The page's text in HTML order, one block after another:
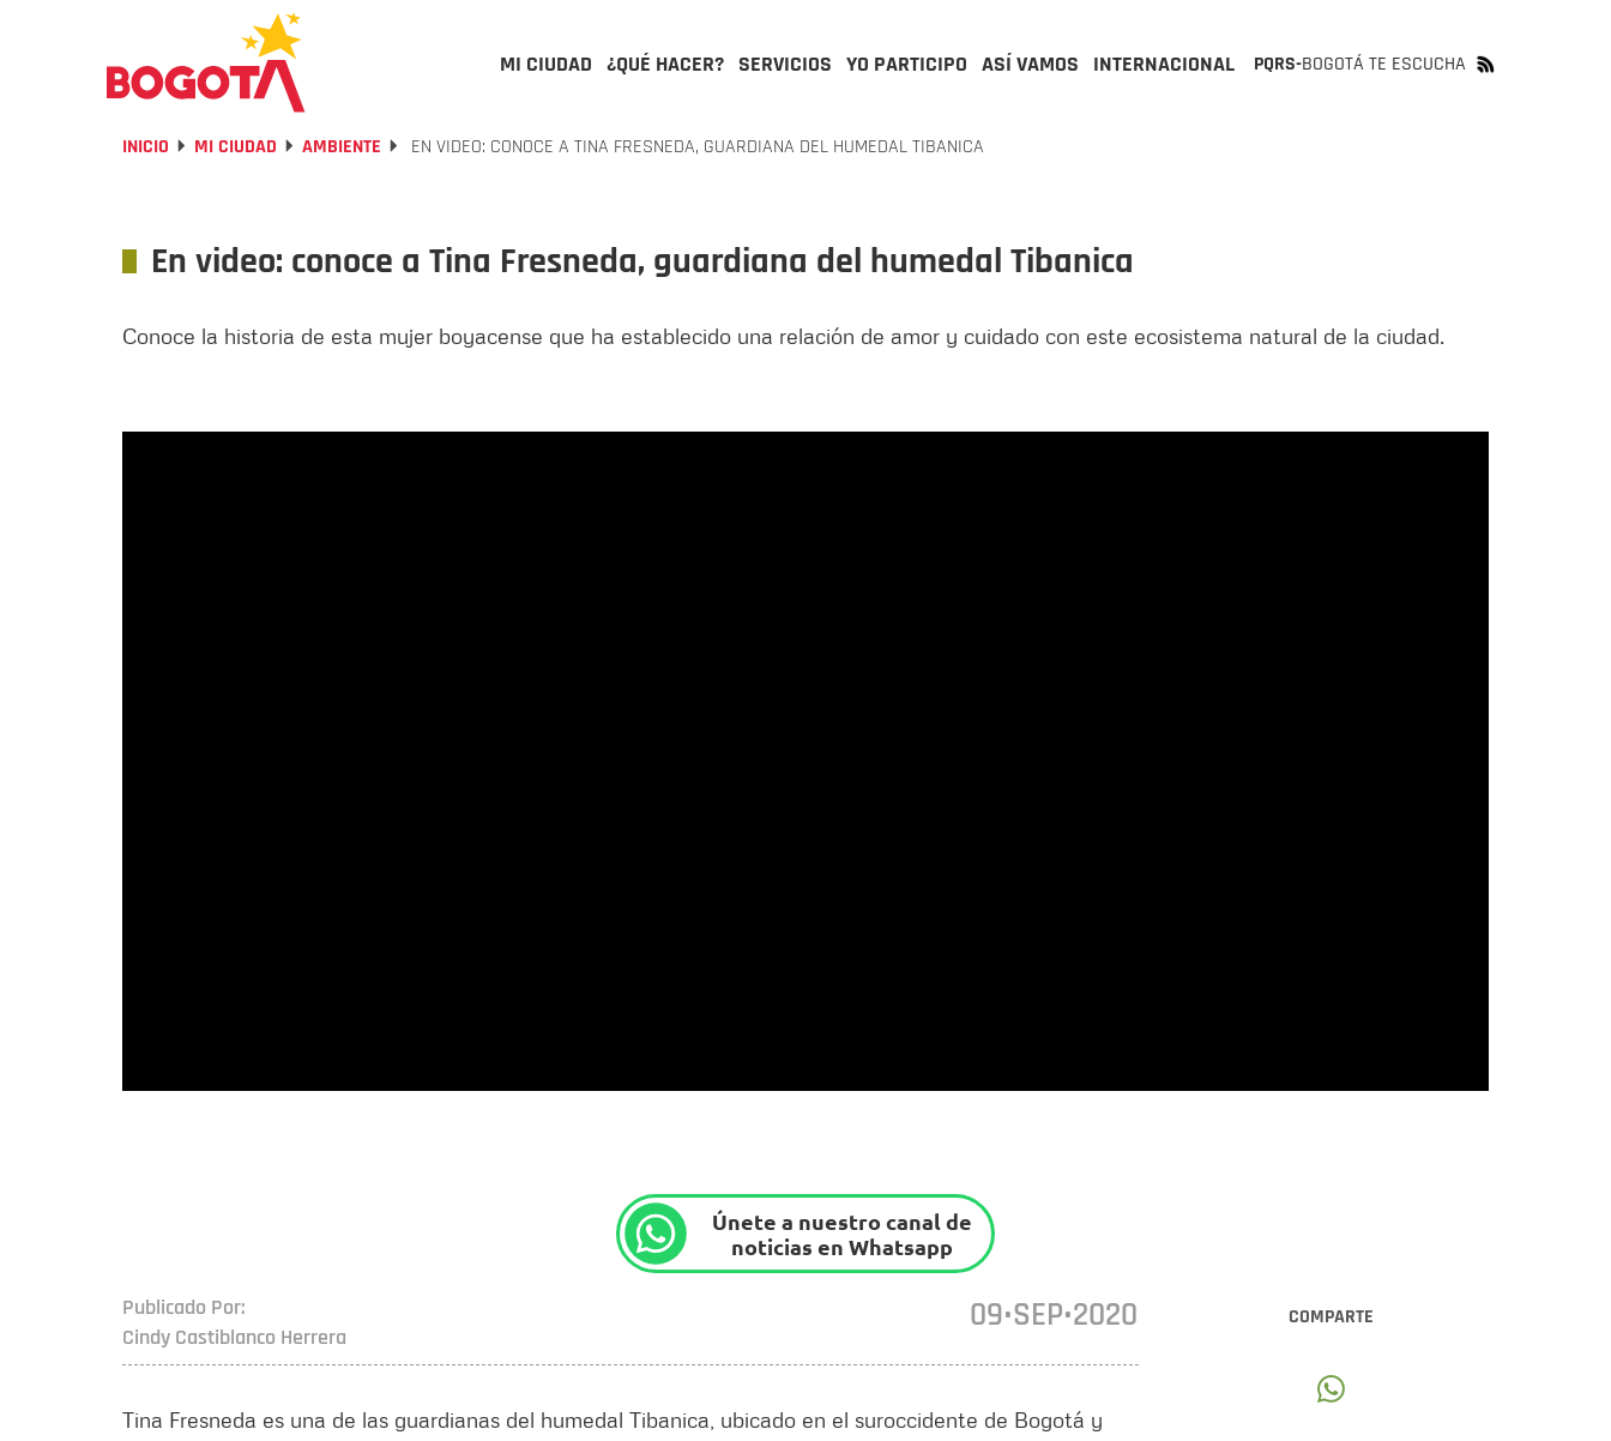
MI CIUDAD ¿QUÉ HACER? SERVICIOS YO PARTICIPO ASÍ VAMOS INTERNACIONAL PQRS-BOGOTÁ TE ESCUCHA
INICIO MI CIUDAD AMBIENTE EN VIDEO: CONOCE A TINA FRESNEDA, GUARDIANA DEL HUMEDAL TIBANICA
En video: conoce a Tina Fresneda, guardiana del humedal Tibanica
Conoce la historia de esta mujer boyacense que ha establecido una relación de amor y cuidado con este ecosistema natural de la ciudad.
Únete a nuestro canal de
noticias en Whatsapp
COMPARTE
Publicado Por:
Cindy Castiblanco Herrera
09•SEP•2020
Tina Fresneda es una de las guardianas del humedal Tibanica, ubicado en el suroccidente de Bogotá y